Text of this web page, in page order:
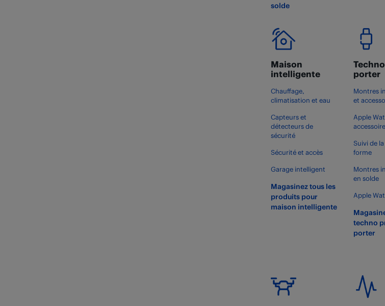
solde
Maison
intelligente
Chauffage,
climatisation et eau
Capteurs et
détecteurs de
sécurité
Sécurité et accès
Garage intelligent
Magasinez tous les
produits pour
maison intelligente
porter
Montres
et
Apple
Suivi de
forme
Montres
en solde
Apple
techno
porter